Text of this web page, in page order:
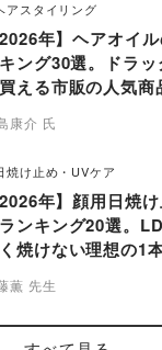
アスタイリング
2026年】ヘアオイ
ング30選。ドラ
える市販の人気商
康介 氏
焼け止め・UVケア
2026年】顔用日焼
ンキング20選。
焼けない理想の1
薫 先生